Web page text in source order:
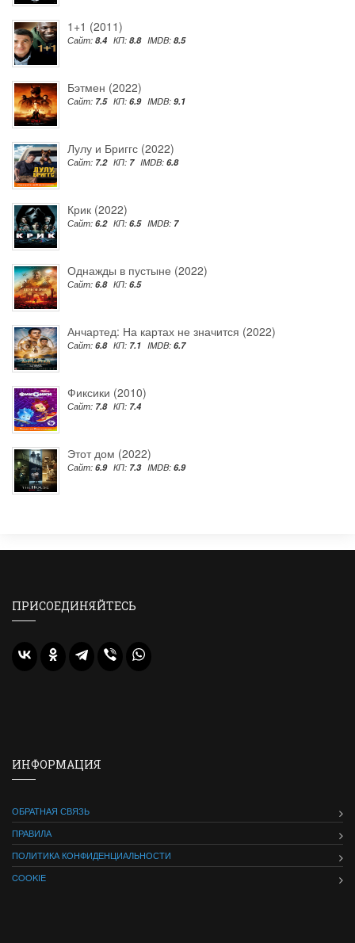
1+1 (2011)
Сайт: 8.4 КП: 8.8 IMDB: 8.5
Бэтмен (2022)
Сайт: 7.5 КП: 6.9 IMDB: 9.1
Лулу и Бриггс (2022)
Сайт: 7.2 КП: 7 IMDB: 6.8
Крик (2022)
Сайт: 6.2 КП: 6.5 IMDB: 7
Однажды в пустыне (2022)
Сайт: 6.8 КП: 6.5
Анчартед: На картах не значится (2022)
Сайт: 6.8 КП: 7.1 IMDB: 6.7
Фиксики (2010)
Сайт: 7.8 КП: 7.4
Этот дом (2022)
Сайт: 6.9 КП: 7.3 IMDB: 6.9
ПРИСОЕДИНЯЙТЕСЬ
ИНФОРМАЦИЯ
ОБРАТНАЯ СВЯЗЬ
ПРАВИЛА
ПОЛИТИКА КОНФИДЕНЦИАЛЬНОСТИ
COOKIE